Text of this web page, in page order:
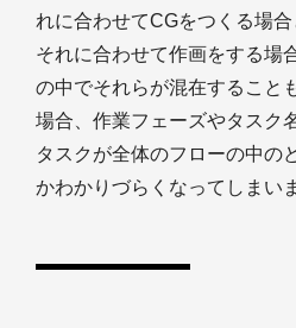
れに合わせてCGをつくる場
それに合わせて作画をする場
の中でそれらが混在すること
場合、作業フェーズやタスク
タスクが全体のフローの中の
かわかりづらくなってしまい